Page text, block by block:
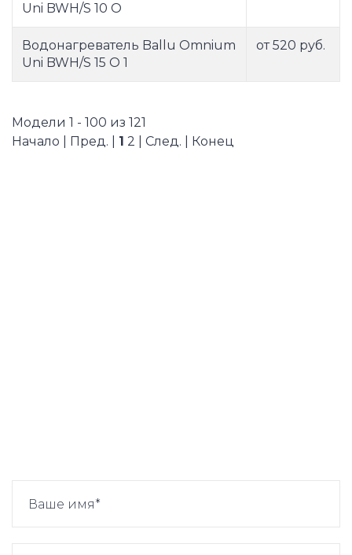
Uni BWH/S 10 O
Водонагреватель Ballu Omnium
Uni BWH/S 15 O 1
от 520 руб.
Модели 1 - 100 из 121
Начало | Пред. | 1 2 След. Конец